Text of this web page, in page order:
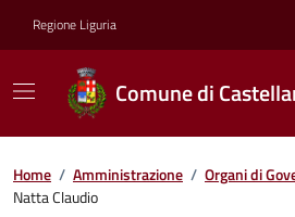
Regione Liguria
Comune di
Home / Amministrazione / Organi di
Natta Claudio